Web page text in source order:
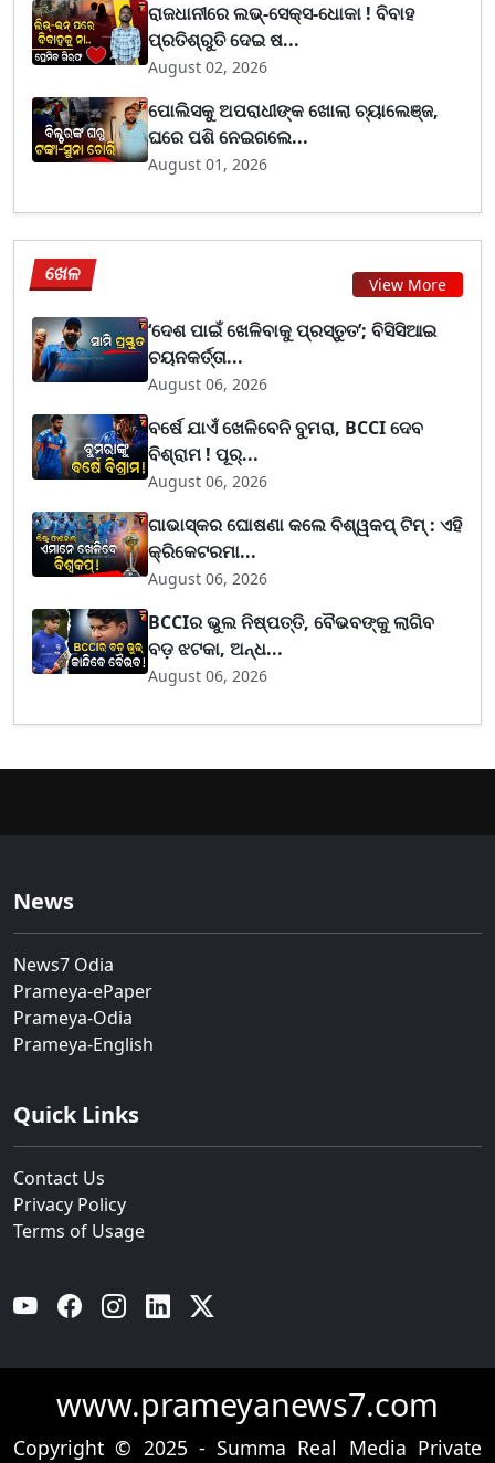
ରାଜଧାନୀରେ ଲଭ୍-ସେକ୍ସ-ଧୋକା ! ବିବାହ
ପ୍ରତିଶ୍ରୁତି ଦେଇ ଷ...
August 02, 2026
ପୋଲିସକୁ ଅପରାଧୀଙ୍କ ଖୋଲା ଚ୍ୟାଲେଞ୍ଜ,
ଘରେ ପଶି ନେଇଗଲେ...
August 01, 2026
ଖେଳ View More
‘ଦେଶ ପାଇଁ ଖେଳିବାକୁ ପ୍ରସ୍ତୁତ’; ବିସିସିଆଇ
ଚୟନକର୍ତ୍ତା...
August 06, 2026
ବର୍ଷେ ଯାଏଁ ଖେଳିବେନି ବୁମରା, BCCI ଦେବ
ବିଶ୍ରାମ ! ପୂର୍...
August 06, 2026
ଗାଭାସ୍କର ଘୋଷଣା କଲେ ବିଶ୍ୱକପ୍ ଟିମ୍ : ଏହି
କ୍ରିକେଟରମା...
August 06, 2026
BCCIର ଭୁଲ ନିଷ୍ପତ୍ତି, ବୈଭବଙ୍କୁ ଲାଗିବ
ବଡ଼ ଝଟକା, ଅନ୍ଧ...
August 06, 2026
News
News7 Odia
Prameya-ePaper
Prameya-Odia
Prameya-English
Quick Links
Contact Us
Privacy Policy
Terms of Usage
YouTube Facebook Instagram Linkedin
www.prameyanews7.com
Copyright © 2025 - Summa Real Media Private